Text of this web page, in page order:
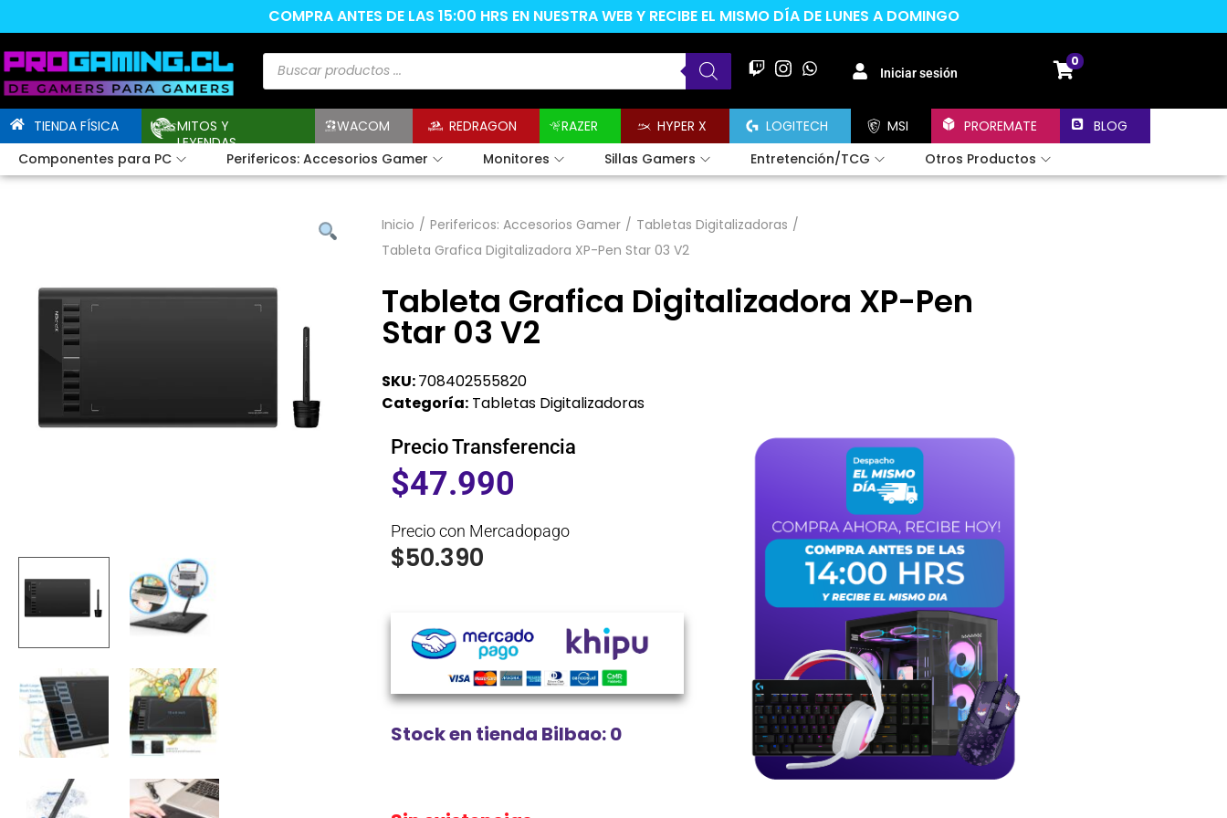
COMPRA ANTES DE LAS 15:00 HRS EN NUESTRA WEB Y RECIBE EL MISMO DÍA DE LUNES A DOMINGO
Iniciar sesión
0
TIENDA FÍSICA
MITOS Y
LEYENDAS
WACOM REDRAGON RAZER HYPER X LOGITECH MSI PROREMATE
BLOG
Componentes para PC
Perifericos: Accesorios Gamer Monitores Sillas Gamers Entretención/TCG Otros Productos
Inicio / Perifericos: Accesorios Gamer / Tabletas Digitalizadoras /
Tableta Grafica Digitalizadora XP-Pen Star 03 V2
Tableta Grafica Digitalizadora XP-Pen
Star 03 V2
SKU:708402555820
Categoría: Tabletas Digitalizadoras
Precio Transferencia
$47.990
Precio con Mercadopago
$50.390
Stock en tienda Bilbao: 0